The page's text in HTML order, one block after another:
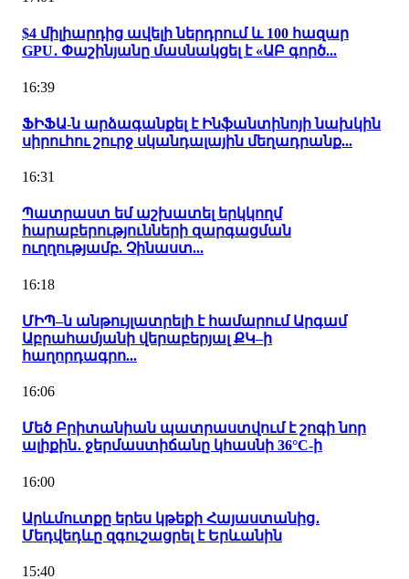
$4 միլիարդից ավելի ներդրում և 100 հազար
GPU․ Փաշինյանը մասնակցել է «ԱԲ գործ...
16:39
ՖԻՖԱ-ն արձագանքել է Ինֆանտինոյի նախկին
սիրուհու շուրջ սկանդալային մեղադրանք...
16:31
Պատրաստ եմ աշխատել երկկողմ
հարաբերությունների զարգացման
ուղղությամբ. Չինաստ...
16:18
ՄԻՊ–ն անթույլատրելի է համարում Արգամ
Աբրահամյանի վերաբերյալ ՔԿ–ի
հաղորդագրո...
16:06
Մեծ Բրիտանիան պատրաստվում է շոգի նոր
ալիքին․ ջերմաստիճանը կհասնի 36°C-ի
16:00
Արևմուտքը երես կթեքի Հայաստանից․
Մեդվեդևը զգուշացրել է Երևանին
15:40